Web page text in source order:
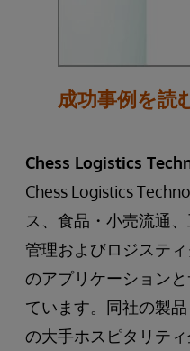
成功事例を読
Chess Logistics
Chess Logistics
ス、食品・小売流通
管理およびロジステ
のアプリケーション
ています。同社の製
の大手ホスピタリテ